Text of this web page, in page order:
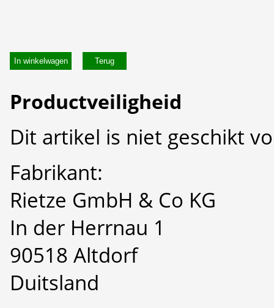
In winkelwagen
Productveiligheid
Dit artikel is niet geschikt
Fabrikant:
Rietze GmbH & Co KG
In der Herrnau 1
90518 Altdorf
Duitsland